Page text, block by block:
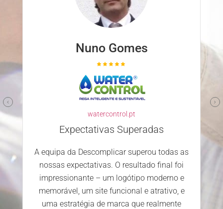
Nuno Ferreira
familyclinic.pt
Parceiro confiável e competente
Escolher a Descomplicar.pt para
desenvolver o nosso site foi uma excelente
equipa mostrou-se profissional, atenciosa e
dedicada. Estamos extremamente
satisfeitos com o serviço prestado e os
resultados alcançados.